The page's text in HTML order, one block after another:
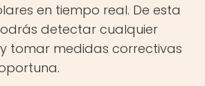
en tiempo real. De esta
detectar cualquier
tomar medidas correctivas